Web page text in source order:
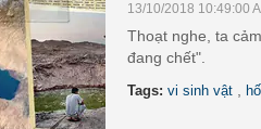
13/10/2018 10:49:00
Thoạt nghe, ta
đang chết".
Tags: vi sinh vật